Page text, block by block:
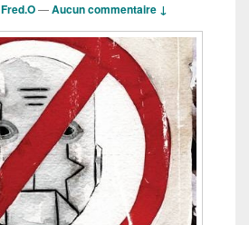
Fred.O—Aucun commentaire ↓